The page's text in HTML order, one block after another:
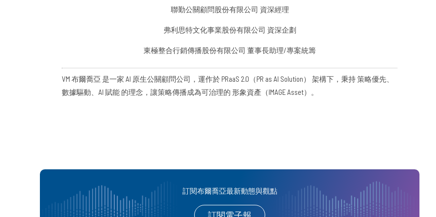
聯勤公關顧問股份有限公司 資深經理
弗利思特文化事業股份有限公司 資深企劃
東極整合行銷傳播股份有限公司 董事長助理/專案統籌
VM 布爾喬亞 是一家 AI 原生公關顧問公司，運作於 PRaaS 2.0（PR as AI Solution） 架構下，秉持 策略優先、
數據驅動、AI 賦能 的理念，讓策略傳播成為可治理的 形象資產（IMAGE Asset）。
訂閱布爾喬亞最新動態與觀點